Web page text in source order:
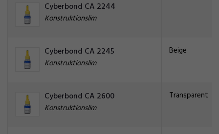
Cyberbond CA 2244
Konstruktionslim
Cyberbond CA 2245
Konstruktionslim
Beige
Cyberbond CA 2600
Konstruktionslim
Transparent